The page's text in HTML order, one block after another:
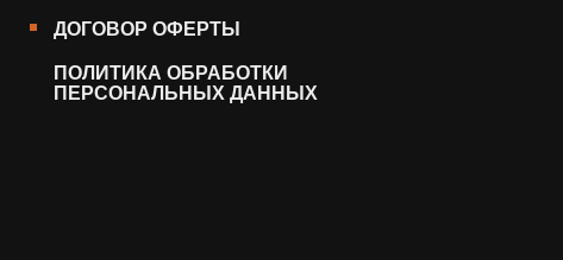
ДОГОВОР ОФЕРТЫ
ПОЛИТИКА ОБРАБОТКИ
ПЕРСОНАЛЬНЫХ ДАННЫХ